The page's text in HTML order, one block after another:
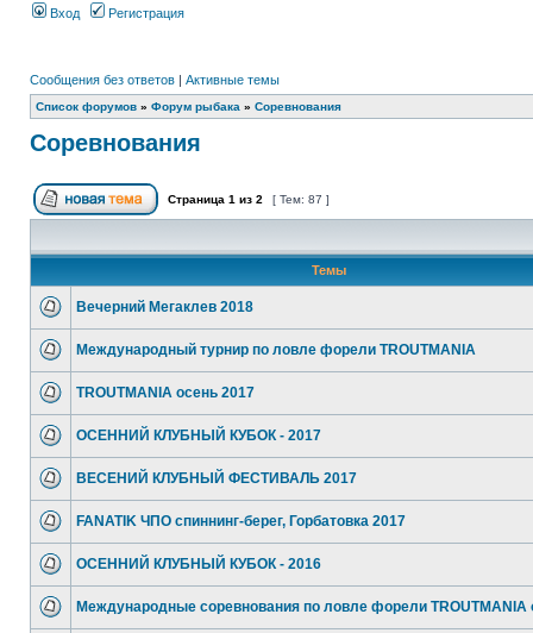
Вход Регистрация
Сообщения без ответов | Активные темы
Список форумов » Форум рыбака » Соревнования
Соревнования
Страница 1 из 2 [ Тем: 87 ]
Темы
Вечерний Мегаклев 2018
Международный турнир по ловле форели TROUTMANIA
TROUTMANIA осень 2017
ОСЕННИЙ КЛУБНЫЙ КУБОК - 2017
ВЕСЕНИЙ КЛУБНЫЙ ФЕСТИВАЛЬ 2017
FANATIK ЧПО спиннинг-берег, Горбатовка 2017
ОСЕННИЙ КЛУБНЫЙ КУБОК - 2016
Международные соревнования по ловле форели TROUTMANIA